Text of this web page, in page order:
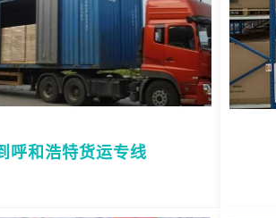
呼和浩特货运专线